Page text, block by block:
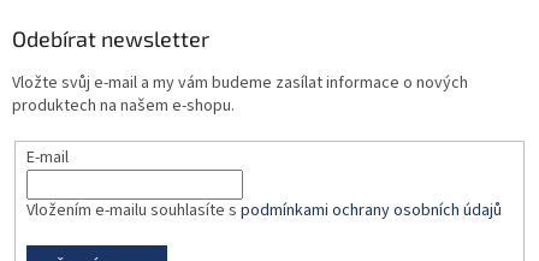
Odebírat newsletter
Vložte svůj e-mail a my vám budeme zasílat informace o nových
produktech na našem e-shopu.
E-mail
Vložením e-mailu souhlasíte s podmínkami ochrany osobních údajů